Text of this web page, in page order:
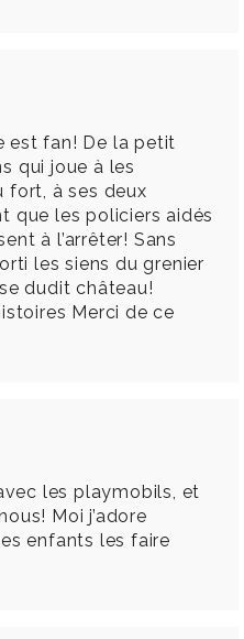
est fan! De la petit
qui joue à les
fort, à ses deux
que les policiers aidés
à l’arrêter! Sans
les siens du grenier
dudit château!
Merci de ce
les playmobils, et
Moi j’adore
enfants les faire